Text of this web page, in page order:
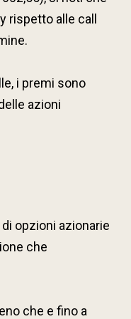
rispetto alle call
i premi sono
azioni
opzioni azionarie
che
che e fino a